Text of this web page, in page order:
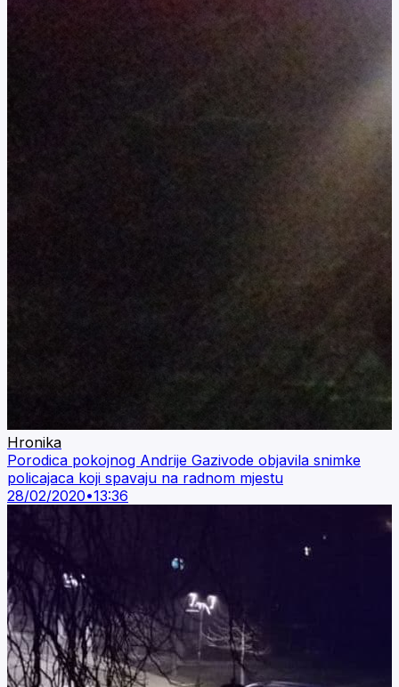
Hronika
Porodica pokojnog Andrije Gazivode objavila snimke
policajaca koji spavaju na radnom mjestu
28/02/2020•13:36